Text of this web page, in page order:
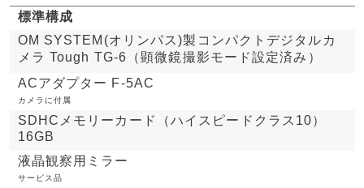
標準構成
OM SYSTEM(オリンパス)製コンパクトデジタルカ
メラ Tough TG-6（顕微鏡撮影モード設定済み）
ACアダプター F-5AC
カメラに付属
SDHCメモリーカード（ハイスピードクラス10）
16GB
液晶観察用ミラー
サービス品